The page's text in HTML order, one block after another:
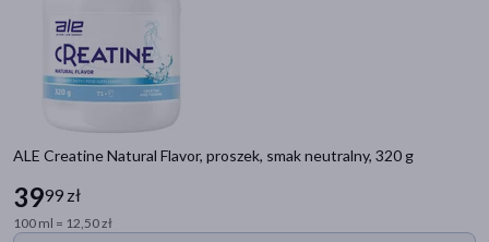
ALE Creatine Natural Flavor, proszek, smak neutralny, 320 g
3999 zł
100 ml = 12,50 zł